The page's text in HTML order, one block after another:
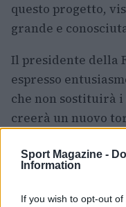
Sport Magazine -
Information
If you wish to opt-out
questo progetto,
grande e
Il presidente della
espresso
che non sostituirà
creerà un nuovo
l’Eurolega.